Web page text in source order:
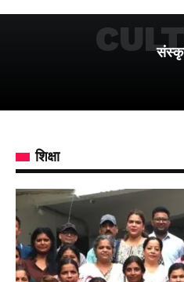
शिक्षा